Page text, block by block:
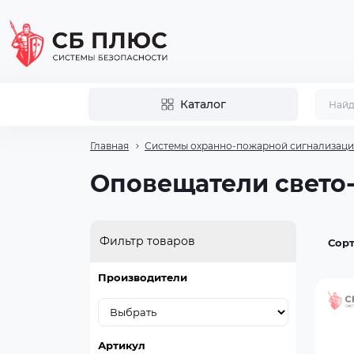
Каталог
Главная Системы охранно-пожарной
Оповещатели
Фильтр товаров
Производители
Артикул